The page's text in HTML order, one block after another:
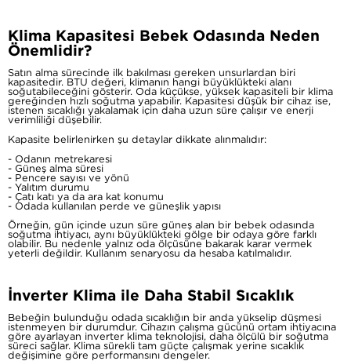
Klima Kapasitesi Bebek Odasında Neden
Önemlidir?
Satın alma sürecinde ilk bakılması gereken unsurlardan biri
kapasitedir. BTU değeri, klimanın hangi büyüklükteki alanı
soğutabileceğini gösterir. Oda küçükse, yüksek kapasiteli bir klima
gereğinden hızlı soğutma yapabilir. Kapasitesi düşük bir cihaz ise,
istenen sıcaklığı yakalamak için daha uzun süre çalışır ve enerji
verimliliği düşebilir.
Kapasite belirlenirken şu detaylar dikkate alınmalıdır:
- Odanın metrekaresi
- Güneş alma süresi
- Pencere sayısı ve yönü
- Yalıtım durumu
- Çatı katı ya da ara kat konumu
- Odada kullanılan perde ve güneşlik yapısı
Örneğin, gün içinde uzun süre güneş alan bir bebek odasında
soğutma ihtiyacı, aynı büyüklükteki gölge bir odaya göre farklı
olabilir. Bu nedenle yalnız oda ölçüsüne bakarak karar vermek
yeterli değildir. Kullanım senaryosu da hesaba katılmalıdır.
İnverter Klima ile Daha Stabil Sıcaklık
Bebeğin bulunduğu odada sıcaklığın bir anda yükselip düşmesi
istenmeyen bir durumdur. Cihazın çalışma gücünü ortam ihtiyacına
göre ayarlayan inverter klima teknolojisi, daha ölçülü bir soğutma
süreci sağlar. Klima sürekli tam güçte çalışmak yerine sıcaklık
değişimine göre performansını dengeler.